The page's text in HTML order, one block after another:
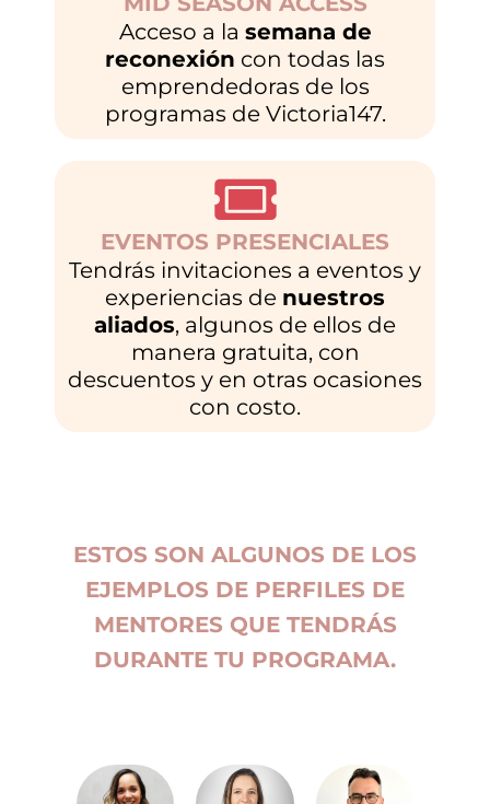
Acceso a la semana de
reconexión con todas las
emprendedoras de los
programas de Victoria147.
EVENTOS PRESENCIALES
Tendrás invitaciones a eventos y
experiencias de nuestros
aliados, algunos de ellos de
manera gratuita, con
descuentos y en otras ocasiones
con costo.
ESTOS SON ALGUNOS DE LOS
EJEMPLOS DE PERFILES DE
MENTORES QUE TENDRÁS
DURANTE TU PROGRAMA.